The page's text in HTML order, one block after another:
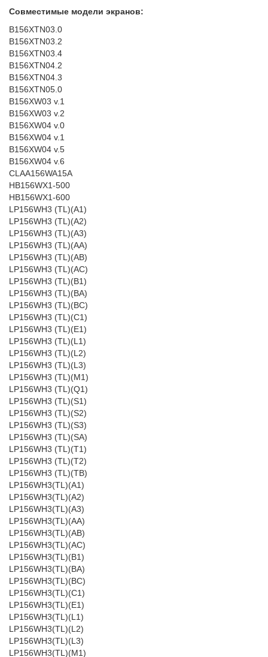
Совместимые модели экранов:
B156XTN03.0
B156XTN03.2
B156XTN03.4
B156XTN04.2
B156XTN04.3
B156XTN05.0
B156XW03 v.1
B156XW03 v.2
B156XW04 v.0
B156XW04 v.1
B156XW04 v.5
B156XW04 v.6
CLAA156WA15A
HB156WX1-500
HB156WX1-600
LP156WH3 (TL)(A1)
LP156WH3 (TL)(A2)
LP156WH3 (TL)(A3)
LP156WH3 (TL)(AA)
LP156WH3 (TL)(AB)
LP156WH3 (TL)(AC)
LP156WH3 (TL)(B1)
LP156WH3 (TL)(BA)
LP156WH3 (TL)(BC)
LP156WH3 (TL)(C1)
LP156WH3 (TL)(E1)
LP156WH3 (TL)(L1)
LP156WH3 (TL)(L2)
LP156WH3 (TL)(L3)
LP156WH3 (TL)(M1)
LP156WH3 (TL)(Q1)
LP156WH3 (TL)(S1)
LP156WH3 (TL)(S2)
LP156WH3 (TL)(S3)
LP156WH3 (TL)(SA)
LP156WH3 (TL)(T1)
LP156WH3 (TL)(T2)
LP156WH3 (TL)(TB)
LP156WH3(TL)(A1)
LP156WH3(TL)(A2)
LP156WH3(TL)(A3)
LP156WH3(TL)(AA)
LP156WH3(TL)(AB)
LP156WH3(TL)(AC)
LP156WH3(TL)(B1)
LP156WH3(TL)(BA)
LP156WH3(TL)(BC)
LP156WH3(TL)(C1)
LP156WH3(TL)(E1)
LP156WH3(TL)(L1)
LP156WH3(TL)(L2)
LP156WH3(TL)(L3)
LP156WH3(TL)(M1)